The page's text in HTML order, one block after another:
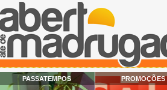
PASSATEMPOS PROMOÇÕES